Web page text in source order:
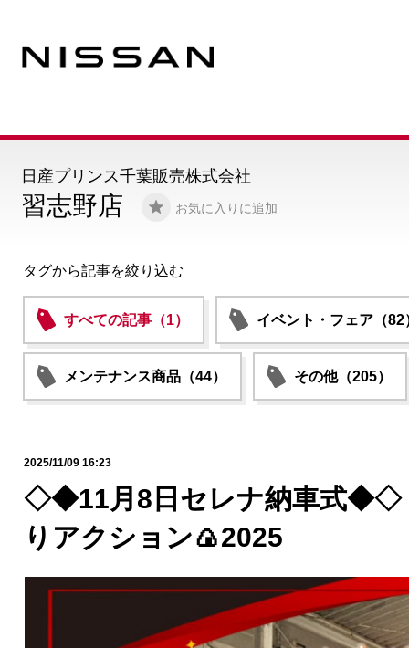
習志野店 お気に入りに追加
日産プリンス千葉販売株式会社
タグから記事を絞り込む
すべての記事（1） イベント・フェア（82
メンテナンス商品（44） その他（205）
2025/11/09 16:23
◇◆11月8日セレナ納車式◆◇
りアクション🍙2025